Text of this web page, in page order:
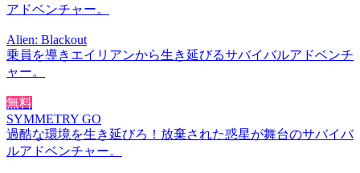
アドベンチャー。
Alien: Blackout
乗員を導きエイリアンから生き延びるサバイバルアドベンチ
ャー。
無料
SYMMETRY GO
過酷な環境を生き延びろ！放棄された惑星が舞台のサバイバ
ルアドベンチャー。